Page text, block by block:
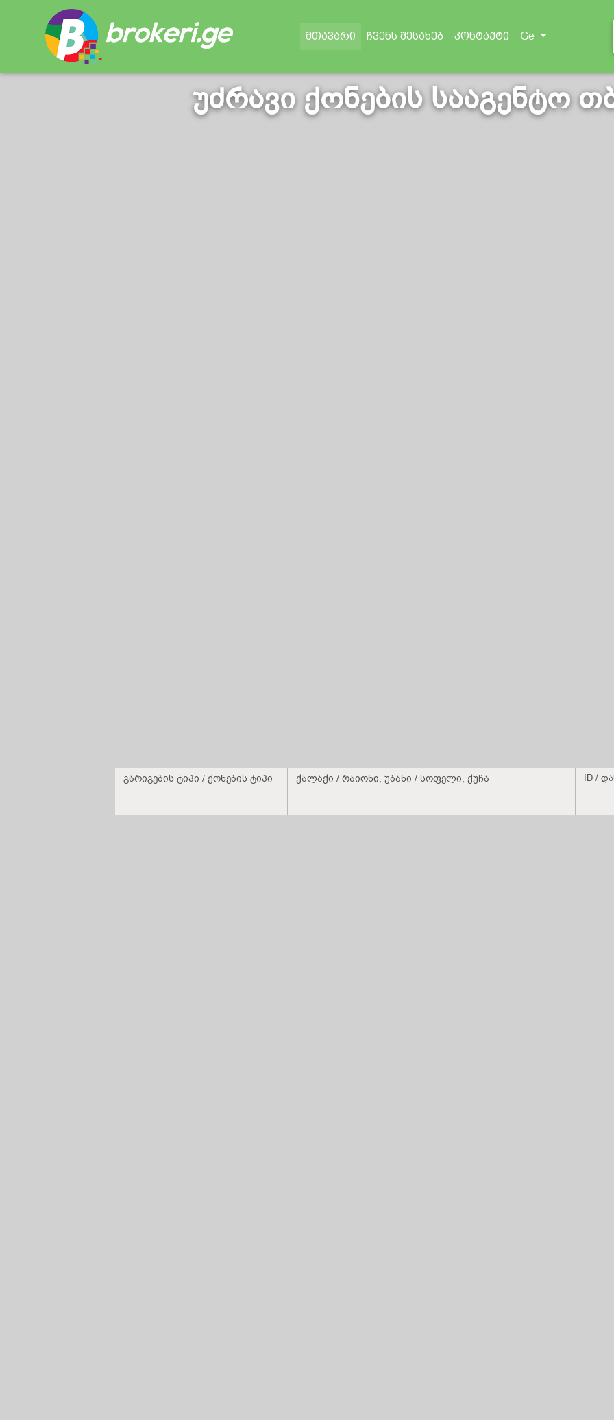
მთავარი (current)
ჩვენს შესახებ კონტაქტი Ge
უძრავი ქონების სააგენტო
გარიგების ტიპი / ქონების ტიპი ქალაქი / რაიონი, უბანი / სოფელი, ქუჩა ID /